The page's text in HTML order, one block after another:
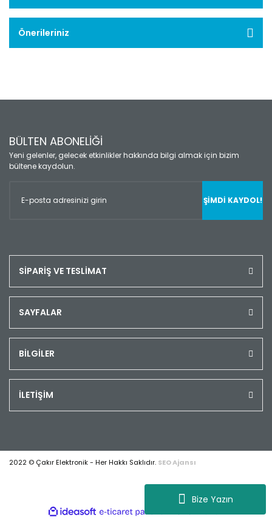
Bize Yazın
Önerileriniz
BÜLTEN ABONELİĞİ
Yeni gelenler, gelecek etkinlikler hakkında bilgi almak için bizim
bültene kaydolun.
ŞİMDİ KAYDOL!
SİPARİŞ VE TESLİMAT
SAYFALAR
BİLGİLER
İLETİŞİM
2022 © Çakır Elektronik - Her Hakkı Saklıdır. SEO Ajansı
ideasoft